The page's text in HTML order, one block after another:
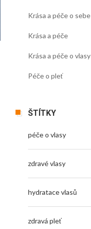
Krása a péče o sebe
Krása a péče
Krása a péče o vlasy
Péče o pleť
ŠTÍTKY
péče o vlasy
zdravé vlasy
hydratace vlasů
zdravá pleť